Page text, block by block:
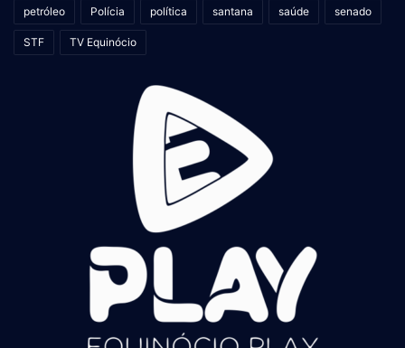
petróleo Polícia política santana saúde senado
STF TV Equinócio